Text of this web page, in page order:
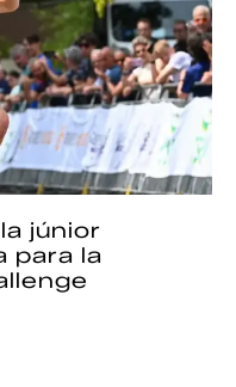
júnior
para la